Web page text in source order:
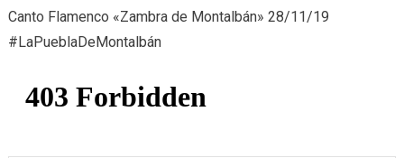
Canto Flamenco «Zambra de Montalbán» 28/11/19
#LaPueblaDeMontalbán